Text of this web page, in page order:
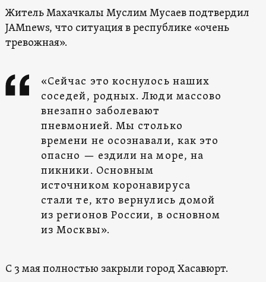
Житель Махачкалы Муслим Мусаев подтвердил
JAMnews, что ситуация в республике «очень
тревожная».
«Сейчас это коснулось наших
соседей, родных. Люди массово
внезапно заболевают
пневмонией. Мы столько
времени не осознавали, как это
опасно — ездили на море, на
пикники. Основным
источником коронавируса
стали те, кто вернулись домой
из регионов России, в основном
из Москвы».
С 3 мая полностью закрыли город Хасавюрт.